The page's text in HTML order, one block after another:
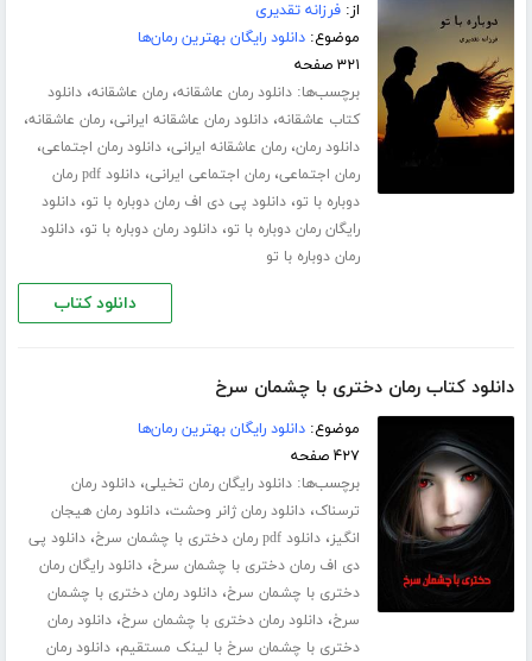
از:فرزانه تقدیری
موضوع:دانلود رایگان بهترین رمان‌ها
۳۲۱ صفحه
برچسب‌ها:دانلود رمان عاشقانه،رمان عاشقانه،دانلود
کتاب عاشقانه،دانلود رمان عاشقانه ایرانی،رمان عاشقانه،
دانلود رمان،رمان عاشقانه ایرانی،دانلود رمان اجتماعی،
رمان اجتماعی،رمان اجتماعی ایرانی،
دانلود pdf رمان
دوباره با تو،دانلود پی دی اف رمان دوباره با تو،دانلود
رایگان رمان دوباره با تو،دانلود رمان دوباره با تو،دانلود
رمان دوباره با تو
دانلود کتاب
دانلود کتاب رمان دختری با چشمان سرخ
موضوع:دانلود رایگان بهترین رمان‌ها
۴۲۷ صفحه
برچسب‌ها:دانلود رایگان رمان تخیلی،دانلود رمان
ترسناک،دانلود رمان ژانر وحشت،دانلود رمان هیجان
انگیز،دانلود pdf رمان دختری با چشمان سرخ ،دانلود پی
دی اف رمان دختری با چشمان سرخ،دانلود رایگان رمان
دختری با چشمان سرخ،دانلود رمان دختری با چشمان
سرخ،دانلود رمان دختری با چشمان سرخ،دانلود رمان
دختری با چشمان سرخ با لینک مستقیم،دانلود رمان